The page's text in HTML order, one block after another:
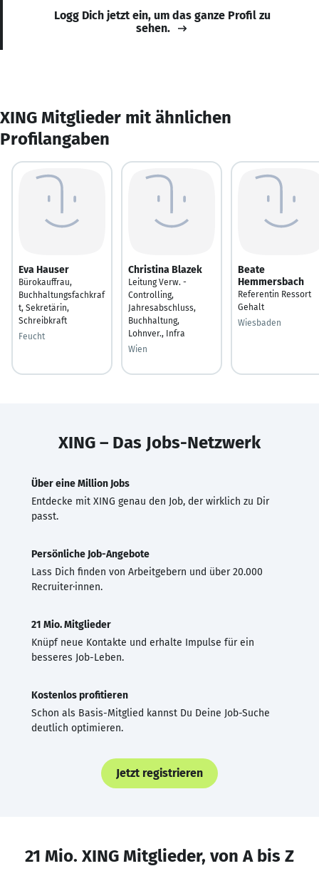
Logg Dich jetzt ein, um das ganze Profil zu
sehen.
XING Mitglieder mit ähnlichen
Profilangaben
Eva Hauser
Bürokauffrau,
Buchhaltungsfachkraf
t, Sekretärin,
Schreibkraft
Feucht
Christina Blazek
Leitung Verw. -
Controlling,
Jahresabschluss,
Buchhaltung,
Lohnver., Infra
Wien
Beate
Hemmersbach
Referentin Ressort
Gehalt
Wiesbaden
XING – Das Jobs-Netzwerk
Über eine Million Jobs
Entdecke mit XING genau den Job, der wirklich zu Dir
passt.
Persönliche Job-Angebote
Lass Dich finden von Arbeitgebern und über 20.000
Recruiter·innen.
21 Mio. Mitglieder
Knüpf neue Kontakte und erhalte Impulse für ein
besseres Job-Leben.
Kostenlos profitieren
Schon als Basis-Mitglied kannst Du Deine Job-Suche
deutlich optimieren.
Jetzt registrieren
21 Mio. XING Mitglieder, von A bis Z